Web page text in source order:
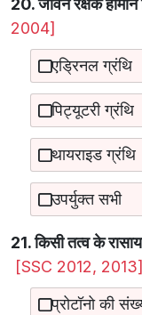
20. जीवन रक्षक
2004]
एड्रिनल ग्रंथि
पिट्यूटरी ग्रंथि
थायराइड ग्रंथि
उपर्युक्त सभी
21. किसी तत्व के
[SSC 2012, 2013]
प्रोटॉनो की